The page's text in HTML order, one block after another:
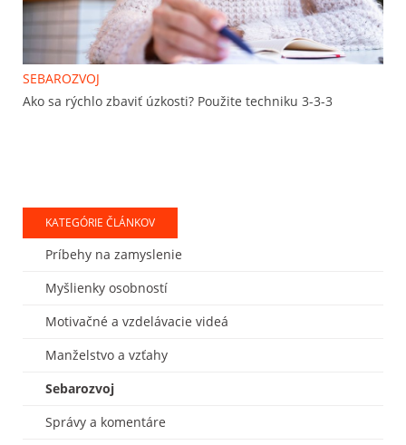
SEBAROZVOJ
Ako sa rýchlo zbaviť úzkosti? Použite techniku 3-3-3
KATEGÓRIE ČLÁNKOV
Príbehy na zamyslenie
Myšlienky osobností
Motivačné a vzdelávacie videá
Manželstvo a vzťahy
Sebarozvoj
Správy a komentáre